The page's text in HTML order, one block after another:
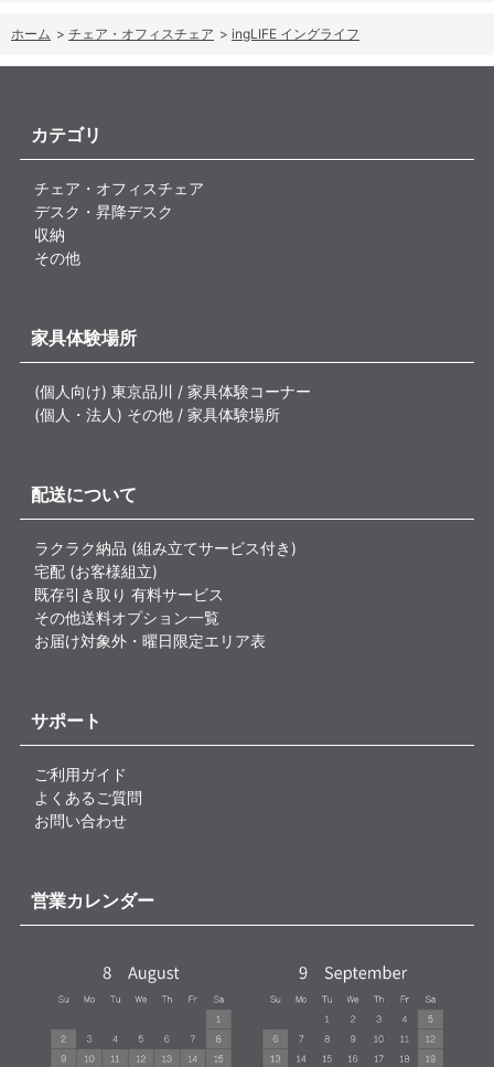
ホーム > チェア・オフィスチェア > ingLIFE イングライフ
カテゴリ
チェア・オフィスチェア
デスク・昇降デスク
収納
その他
家具体験場所
(個人向け) 東京品川 / 家具体験コーナー
(個人・法人) その他 / 家具体験場所
配送について
ラクラク納品 (組み立てサービス付き)
宅配 (お客様組立)
既存引き取り 有料サービス
その他送料オプション一覧
お届け対象外・曜日限定エリア表
サポート
ご利用ガイド
よくあるご質問
お問い合わせ
営業カレンダー